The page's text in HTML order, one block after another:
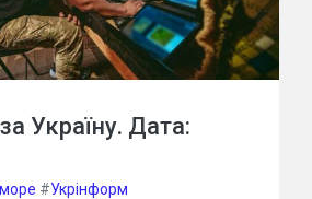
Україну. Дата:
#Укрінформ